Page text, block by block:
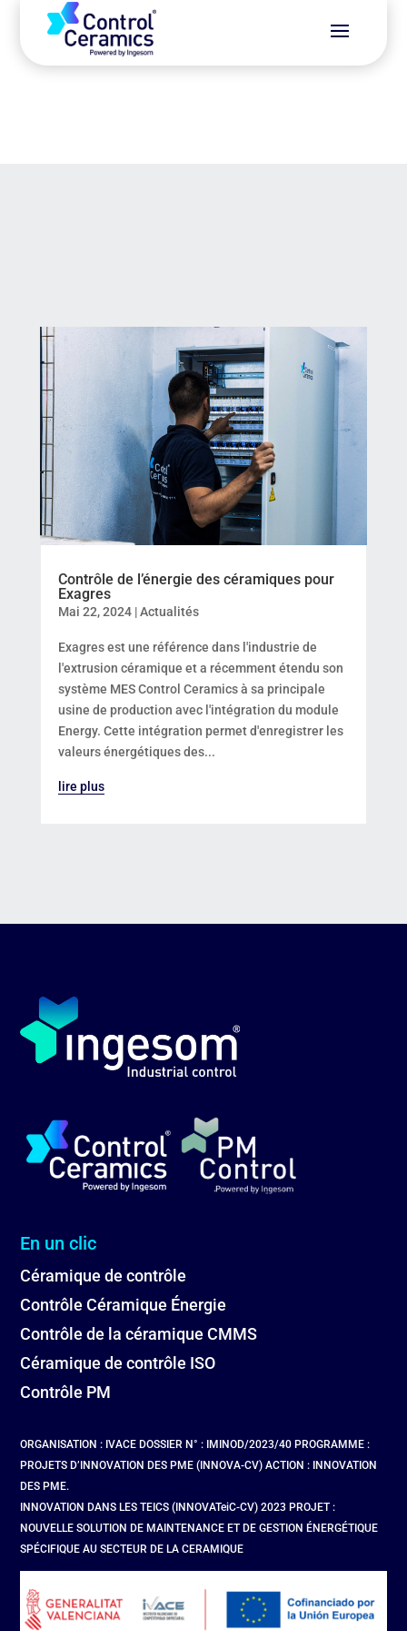
Contrôle de l’énergie des céramiques pour
Exagres
Mai 22, 2024|Actualités
Exagres est une référence dans l'industrie de
l'extrusion céramique et a récemment étendu son
système MES Control Ceramics à sa principale
usine de production avec l'intégration du module
Energy. Cette intégration permet d'enregistrer les
valeurs énergétiques des...
lire plus
En un clic
Céramique de contrôle
Contrôle Céramique Énergie
Contrôle de la céramique CMMS
Céramique de contrôle ISO
Contrôle PM
ORGANISATION : IVACE DOSSIER N° : IMINOD/2023/40 PROGRAMME :
PROJETS D’INNOVATION DES PME (INNOVA-CV) ACTION : INNOVATION
DES PME.
INNOVATION DANS LES TEICS (INNOVATeiC-CV) 2023 PROJET :
NOUVELLE SOLUTION DE MAINTENANCE ET DE GESTION ÉNERGÉTIQUE
SPÉCIFIQUE AU SECTEUR DE LA CERAMIQUE